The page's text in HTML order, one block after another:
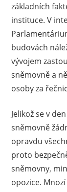
základních
instituce. V
budovách
vývojem
sněmovně a
osoby za
Jelikož se v
sněmovně
opravdu
proto
sněmovny,
opozice.